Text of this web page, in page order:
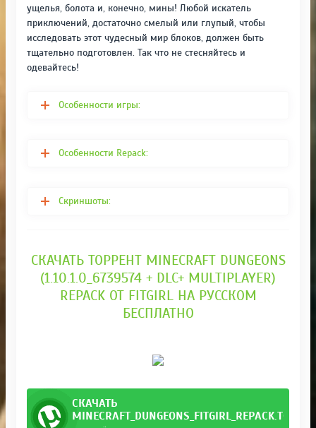
ущелья, болота и, конечно, мины! Любой искатель
приключений, достаточно смелый или глупый, чтобы
исследовать этот чудесный мир блоков, должен быть
тщательно подготовлен. Так что не стесняйтесь и
одевайтесь!
Особенности игры:
Особенности Repack:
Скриншоты:
СКАЧАТЬ ТОРРЕНТ MINECRAFT DUNGEONS
(1.10.1.0_6739574 + DLC+ MULTIPLAYER)
REPACK ОТ FITGIRL НА РУССКОМ
БЕСПЛАТНО
СКАЧАТЬ